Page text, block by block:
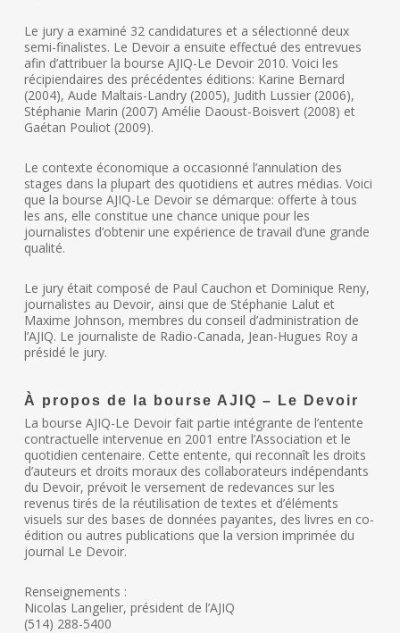
Le jury a examiné 32 candidatures et a sélectionné deux
semi-finalistes. Le Devoir a ensuite effectué des entrevues
afin d’attribuer la bourse AJIQ-Le Devoir 2010. Voici les
récipiendaires des précédentes éditions: Karine Bernard
(2004), Aude Maltais-Landry (2005), Judith Lussier (2006),
Stéphanie Marin (2007) Amélie Daoust-Boisvert (2008) et
Gaétan Pouliot (2009).
Le contexte économique a occasionné l’annulation des
stages dans la plupart des quotidiens et autres médias. Voici
que la bourse AJIQ-Le Devoir se démarque: offerte à tous
les ans, elle constitue une chance unique pour les
journalistes d’obtenir une expérience de travail d’une grande
qualité.
Le jury était composé de Paul Cauchon et Dominique Reny,
journalistes au Devoir, ainsi que de Stéphanie Lalut et
Maxime Johnson, membres du conseil d’administration de
l’AJIQ. Le journaliste de Radio-Canada, Jean-Hugues Roy a
présidé le jury.
À propos de la bourse AJIQ – Le Devoir
La bourse AJIQ-Le Devoir fait partie intégrante de l’entente
contractuelle intervenue en 2001 entre l’Association et le
quotidien centenaire. Cette entente, qui reconnaît les droits
d’auteurs et droits moraux des collaborateurs indépendants
du Devoir, prévoit le versement de redevances sur les
revenus tirés de la réutilisation de textes et d’éléments
visuels sur des bases de données payantes, des livres en co-
édition ou autres publications que la version imprimée du
journal Le Devoir.
Renseignements :
Nicolas Langelier, président de l’AJIQ
(514) 288-5400